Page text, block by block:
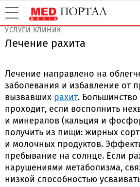
УСЛУГИ КЛИНИК
Лечение рахита
Лечение направлено на
заболевания и избавление от
вызвавших рахит.
проходит, если восполнить
и минералов (кальция и
получить из пищи: жирных
и молочных продуктов.
пребывание на солнце. Если
нарушениями метаболизма,
низкой способностью